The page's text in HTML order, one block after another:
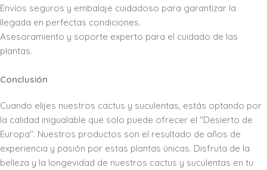
Envíos seguros y embalaje cuidadoso para garantizar la
llegada en perfectas condiciones.
Asesoramiento y soporte experto para el cuidado de las
plantas.
Conclusión
Cuando elijes nuestros cactus y suculentas, estás optando por
la calidad inigualable que solo puede ofrecer el "Desierto de
Europa". Nuestros productos son el resultado de años de
experiencia y pasión por estas plantas únicas. Disfruta de la
belleza y la longevidad de nuestros cactus y suculentas en tu